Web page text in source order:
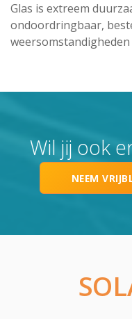
Glas is extreem
ondoordringbaar,
weersomstandigheden
Wil jij ook
NEEM